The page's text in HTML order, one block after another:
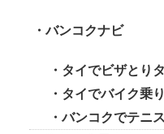
バンコクナビ
タイでビザとり
タイでバイク乗
バンコクでテニス